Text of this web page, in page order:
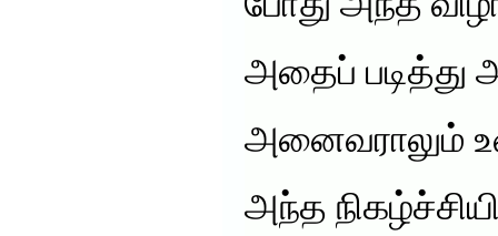
அதைப் படித்து
அனைவராலும்
அந்த